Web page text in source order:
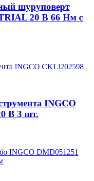
шуруповерт
20 В 66 Нм с
INGCO
В 3 шт.